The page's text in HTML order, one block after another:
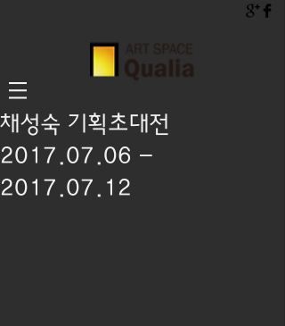
채성숙 기획초대전
2017.07.06 -
2017.07.12